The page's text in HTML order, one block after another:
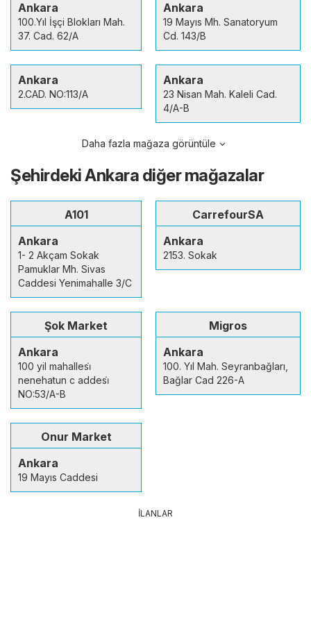
Ankara
100.Yıl İşçi Blokları Mah.
37. Cad. 62/A
Ankara
19 Mayıs Mh. Sanatoryum
Cd. 143/B
Ankara
2.CAD. NO:113/A
Ankara
23 Nisan Mah. Kaleli Cad.
4/A-B
Daha fazla mağaza görüntüle
Şehirdeki Ankara diğer mağazalar
A101
Ankara
1- 2 Akçam Sokak
Pamuklar Mh. Sivas
Caddesi Yenimahalle 3/C
CarrefourSA
Ankara
2153. Sokak
Şok Market
Ankara
100 yil mahallesi̇
nenehatun c addesi̇
NO:53/A-B
Migros
Ankara
100. Yıl Mah. Seyranbağları,
Bağlar Cad 226-A
Onur Market
Ankara
19 Mayıs Caddesi
İLANLAR